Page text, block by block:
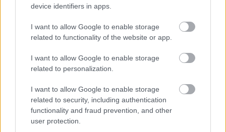
device identifiers in apps.
I want to allow Google to enable storage
related to functionality of the website or app.
I want to allow Google to enable storage
related to personalization.
I want to allow Google to enable storage
related to security, including authentication
functionality and fraud prevention, and other
user protection.
LEGOLVASOTTABB
Fontos a postaládákba költöző
széncinegék védelme
Paks II.: Mit jelent az 5. blokk új
mérföldköve a felülvizsgálat
árnyékában?